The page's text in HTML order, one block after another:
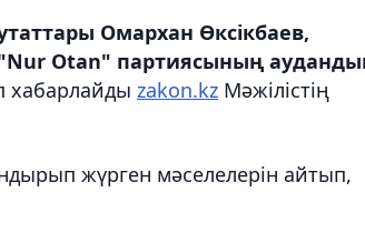
Омархан Өксікбаев,
Otan" партиясының
хабарлайды zakon.kz Мəжілістің
жүрген мәселелерін айтып,